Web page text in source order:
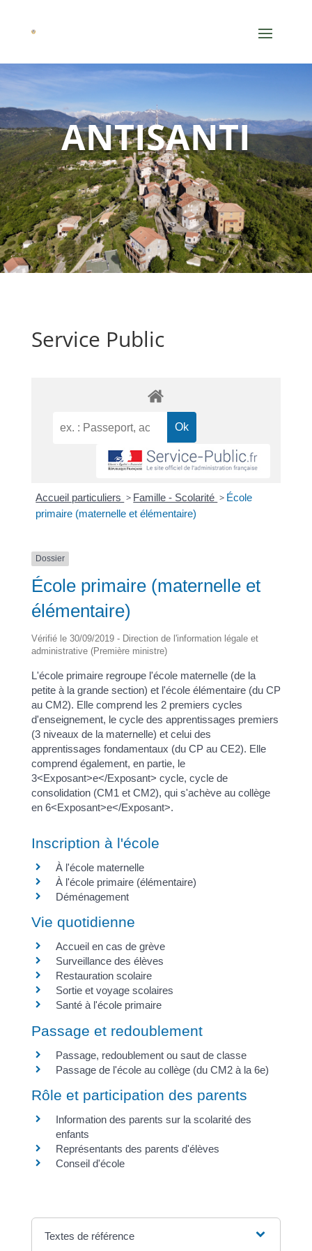
ANTISANTI
Service Public
Accueil particuliers > Famille - Scolarité > École
primaire (maternelle et élémentaire)
Dossier
École primaire (maternelle et
élémentaire)
Vérifié le 30/09/2019 - Direction de l'information légale et
administrative (Première ministre)
L'école primaire regroupe l'école maternelle (de la
petite à la grande section) et l'école élémentaire (du CP
au CM2). Elle comprend les 2 premiers cycles
d'enseignement, le cycle des apprentissages premiers
(3 niveaux de la maternelle) et celui des
apprentissages fondamentaux (du CP au CE2). Elle
comprend également, en partie, le
3<Exposant>e</Exposant> cycle, cycle de
consolidation (CM1 et CM2), qui s'achève au collège
en 6<Exposant>e</Exposant>.
Inscription à l'école
À l'école maternelle
À l'école primaire (élémentaire)
Déménagement
Vie quotidienne
Accueil en cas de grève
Surveillance des élèves
Restauration scolaire
Sortie et voyage scolaires
Santé à l'école primaire
Passage et redoublement
Passage, redoublement ou saut de classe
Passage de l'école au collège (du CM2 à la 6e)
Rôle et participation des parents
Information des parents sur la scolarité des
enfants
Représentants des parents d'élèves
Conseil d'école
Textes de référence